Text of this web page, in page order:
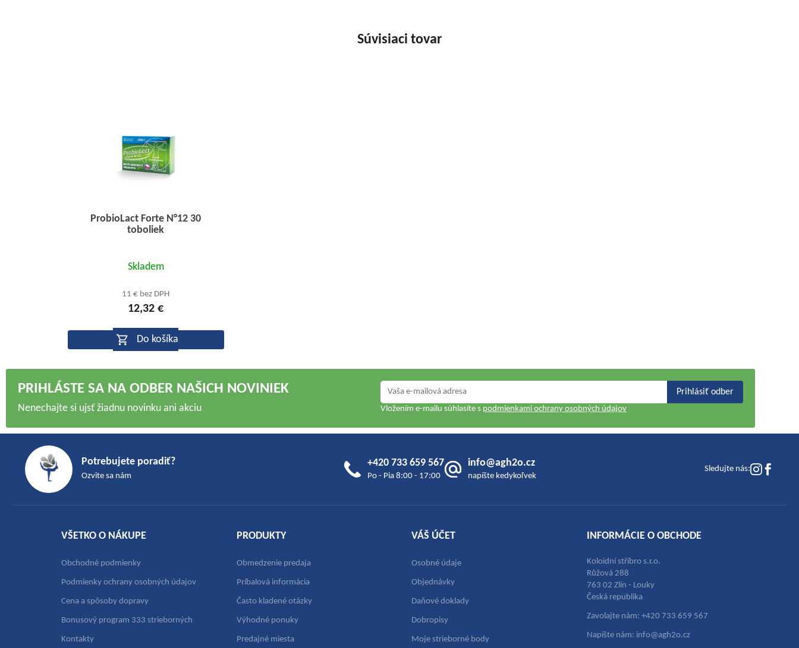
Súvisiaci tovar
ProbioLact Forte N°12 30
toboliek
produktu
je
4,5
z
hviezdičiek.
Skladem
11 € bez DPH
12,32 €
Do košíka
PRIHLÁSTE SA NA ODBER NAŠICH NOVINIEK
Nenechajte si ujsť žiadnu novinku ani akciu
Prihlásiť odber
Vložením e-mailu súhlasíte s podmienkami ochrany osobných údajov
Potrebujete poradiť?
Ozvite sa nám
+420 733 659 567
Po - Pia 8:00 - 17:00
info@agh2o.cz
napíšte kedykoľvek
Sledujte nás:
VŠETKO O NÁKUPE
Obchodné podmienky
Podmienky ochrany osobných údajov
Cena a spôsoby dopravy
Bonusový program 333 strieborných
Kontakty
PRODUKTY
Obmedzenie predaja
Príbalová informácia
Často kladené otázky
Výhodné ponuky
Predajné miesta
VÁŠ ÚČET
Osobné údaje
Objednávky
Daňové doklady
Dobropisy
Moje strieborné body
INFORMÁCIE O OBCHODE
Koloidní stříbro s.r.o.
Růžová 288
763 02 Zlín - Louky
Česká republika
Zavolajte nám: +420 733 659 567
Napíšte nám: info@agh2o.cz